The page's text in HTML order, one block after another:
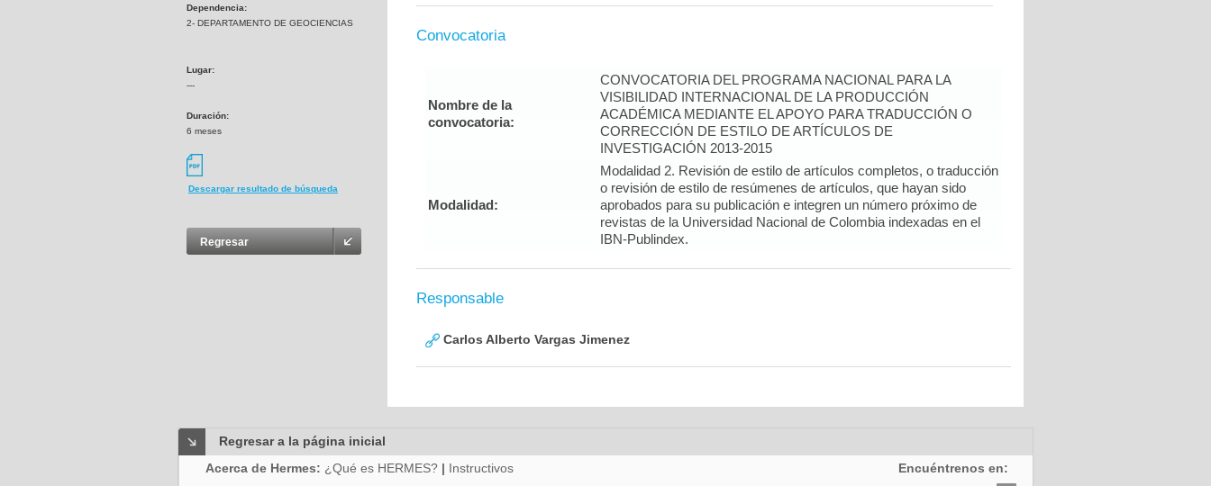
Dependencia:
2- DEPARTAMENTO DE GEOCIENCIAS
Lugar:
---
Duración:
6 meses
Descargar resultado de búsqueda
Regresar
Convocatoria
Nombre de la
convocatoria:
CONVOCATORIA DEL PROGRAMA NACIONAL PARA LA
VISIBILIDAD INTERNACIONAL DE LA PRODUCCIÓN
ACADÉMICA MEDIANTE EL APOYO PARA TRADUCCIÓN O
CORRECCIÓN DE ESTILO DE ARTÍCULOS DE
INVESTIGACIÓN 2013-2015
Modalidad:
Modalidad 2. Revisión de estilo de artículos completos, o traducción
o revisión de estilo de resúmenes de artículos, que hayan sido
aprobados para su publicación e integren un número próximo de
revistas de la Universidad Nacional de Colombia indexadas en el
IBN-Publindex.
Responsable
Carlos Alberto Vargas Jimenez
Regresar a la página inicial
Acerca de Hermes: ¿Qué es HERMES? | Instructivos Encuéntrenos en: